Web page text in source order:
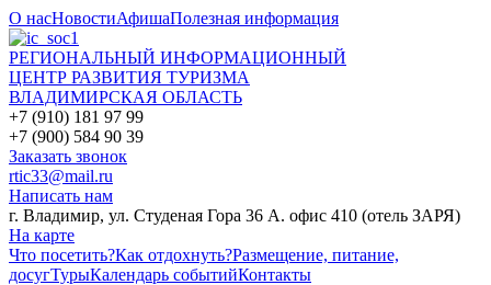
О насНовостиАфишаПолезная информация
РЕГИОНАЛЬНЫЙ ИНФОРМАЦИОННЫЙ
ЦЕНТР РАЗВИТИЯ ТУРИЗМА
ВЛАДИМИРСКАЯ ОБЛАСТЬ
+7 (910) 181 97 99
+7 (900) 584 90 39
Заказать звонок
rtic33@mail.ru
Написать нам
г. Владимир, ул. Студеная Гора 36 А. офис 410 (отель ЗАРЯ)
На карте
Что посетить?Как отдохнуть?Размещение, питание,
досугТурыКалендарь событийКонтакты